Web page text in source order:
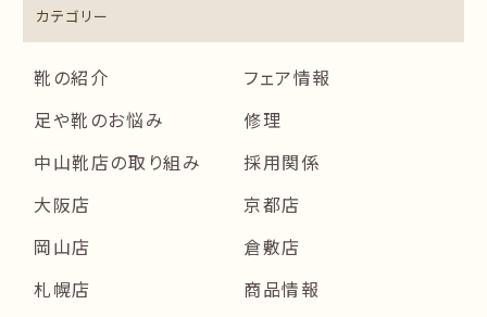
カテゴリー
靴の紹介
フェア情報
足や靴のお悩み
修理
中山靴店の取り組み
採用関係
大阪店
京都店
岡山店
倉敷店
札幌店
商品情報